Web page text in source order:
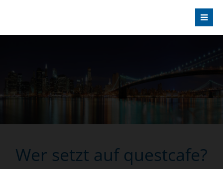
Wer setzt auf questcafe?